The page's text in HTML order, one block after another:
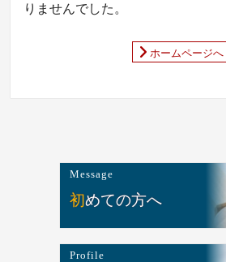
りませんでした。
ホームページへ
Message
初めての方へ
Profile